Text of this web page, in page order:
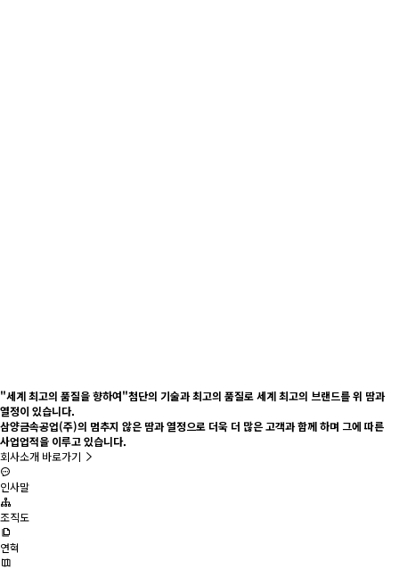
"세계 최고의 품질을 향하여"첨단의 기술과 최고의 품질로 세계 최고의 브랜드를 위 땀과
열정이 있습니다.
삼양금속공업(주)의 멈추지 않은 땀과 열정으로 더욱 더 많은 고객과 함께 하며 그에 따른
사업업적을 이루고 있습니다.
회사소개 바로가기
인사말
조직도
연혁